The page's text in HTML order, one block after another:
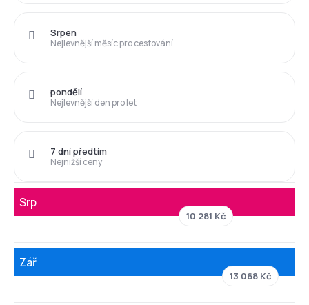
Nejlevnější měsíc pro cestování
Srpen
Nejlevnější den pro let
pondělí
Nejnižší ceny
7 dní předtím
Srp
10 281 Kč
Zář
13 068 Kč